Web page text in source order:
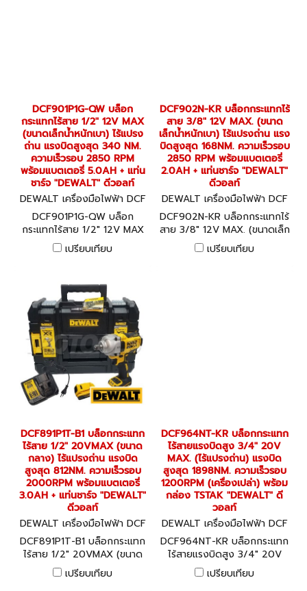
DCF901P1G-QW บล็อก
กระแทกไร้สาย 1/2" 12V MAX
(ขนาดเล็กน้ำหนักเบา) ไร้แปรง
ถ่าน แรงบิดสูงสุด 340 NM.
ความเร็วรอบ 2850 RPM
พร้อมแบตเตอรี่ 5.0AH + แท่น
ชาร์จ "DEWALT" ดีวอลท์
DEWALT เครื่องมือไฟฟ้า DCF
901P1G-QW
DCF901P1G-QW บล็อก
กระแทกไร้สาย 1/2" 12V MAX
(ขนาดเล็กน้ำหนักเบา) ไร้แปรง
ถ่าน แรงบิดสูงสุด 340 NM.
พร้อมแบตเตอรี่ 5.0AH + แท่น
ชาร์จ "DEWALT" ดีวอลท์
เปรียบเทียบ
DCF902N-KR บล็อกกระแทกไร้
สาย 3/8" 12V MAX. (ขนาด
เล็กน้ำหนักเบา) ไร้แปรงถ่าน แรง
บิดสูงสุด 168NM. ความเร็วรอบ
2850 RPM พร้อมแบตเตอรี่
2.0AH + แท่นชาร์จ "DEWALT"
ดีวอลท์
DEWALT เครื่องมือไฟฟ้า DCF
902N-KR
DCF902N-KR บล็อกกระแทกไร้
สาย 3/8" 12V MAX. (ขนาดเล็ก
น้ำหนักเบา) ไร้แปรงถ่าน แรงบิด
สูงสุด 168NM. ความเร็วรอบ
เปรียบเทียบ
DCF891P1T-B1 บล็อกกระแทก
ไร้สาย 1/2" 20VMAX (ขนาด
กลาง) ไร้แปรงถ่าน แรงบิด
สูงสุด 812NM. ความเร็วรอบ
2000RPM พร้อมแบตเตอรี่
3.0AH + แท่นชาร์จ "DEWALT"
ดีวอลท์
DEWALT เครื่องมือไฟฟ้า DCF
891P1T-B1
DCF891P1T-B1 บล็อกกระแทก
ไร้สาย 1/2" 20VMAX (ขนาด
กลาง) ไร้แปรงถ่าน แรงบิด
สูงสุด 812NM. ความเร็วรอบ
เปรียบเทียบ
DCF964NT-KR บล็อกกระแทก
ไร้สายแรงบิดสูง 3/4" 20V
MAX. (ไร้แปรงถ่าน) แรงบิด
สูงสุด 1898NM. ความเร็วรอบ
1200RPM (เครื่องเปล่า) พร้อม
กล่อง TSTAK "DEWALT" ดี
วอลท์
DEWALT เครื่องมือไฟฟ้า DCF
964NT-KR
DCF964NT-KR บล็อกกระแทก
ไร้สายแรงบิดสูง 3/4" 20V
MAX. (ไร้แปรงถ่าน) แรงบิด
สูงสุด 1898NM. ความเร็วรอบ
เปรียบเทียบ